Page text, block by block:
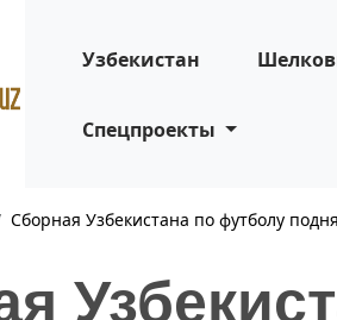
Узбекистан
Спецпроекты
Сборная Узбекистана по футболу